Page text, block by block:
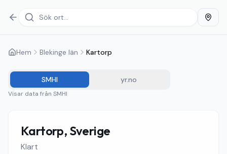
Hem Blekinge län Kartorp
SMHI yr.no
Visar data från SMHI
Kartorp, Sverige
Klart